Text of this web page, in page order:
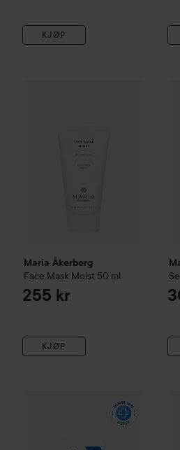
KJØP
Maria Åkerberg
Face Mask Moist 50 ml
255 kr
KJØP